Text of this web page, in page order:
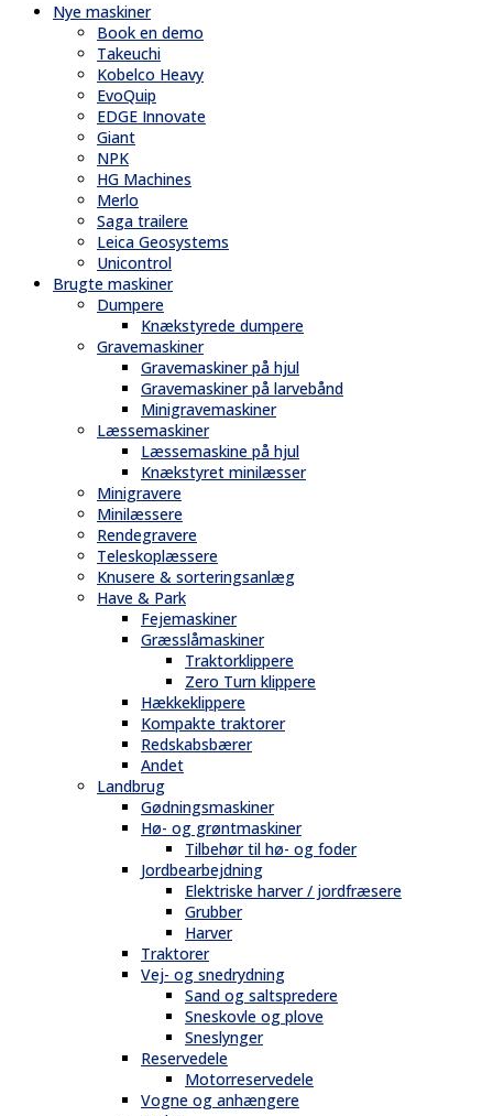
Nye maskiner
Book en demo
Takeuchi
Kobelco Heavy
EvoQuip
EDGE Innovate
Giant
NPK
HG Machines
Merlo
Saga trailere
Leica Geosystems
Unicontrol
Brugte maskiner
Dumpere
Knækstyrede dumpere
Gravemaskiner
Gravemaskiner på hjul
Gravemaskiner på larvebånd
Minigravemaskiner
Læssemaskiner
Læssemaskine på hjul
Knækstyret minilæsser
Minigravere
Minilæssere
Rendegravere
Teleskoplæssere
Knusere & sorteringsanlæg
Have & Park
Fejemaskiner
Græsslåmaskiner
Traktorklippere
Zero Turn klippere
Hækkeklippere
Kompakte traktorer
Redskabsbærer
Andet
Landbrug
Gødningsmaskiner
Hø- og grøntmaskiner
Tilbehør til hø- og foder
Jordbearbejdning
Elektriske harver / jordfræsere
Grubber
Harver
Traktorer
Vej- og snedrydning
Sand og saltspredere
Sneskovle og plove
Sneslynger
Reservedele
Motorreservedele
Vogne og anhængere